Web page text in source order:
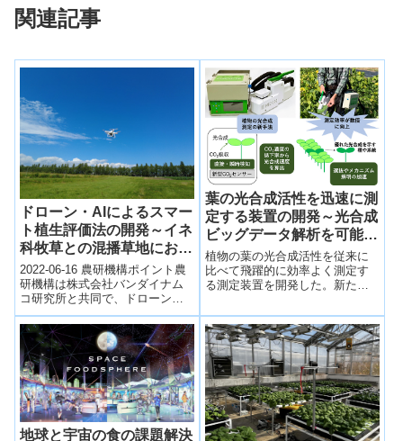
関連記事
ドローン・AIによるスマー
ト植生評価法の開発～イネ
科牧草との混播草地におけ
るマメ科牧草割合をAIが推
定～
2022-06-16 農研機構ポイント農
研機構は株式会社バンダイナム
コ研究所と共同で、ドローンと
人工知能 (AI) を用いて、イネ科
牧草1)とマメ科牧草2)が混...
葉の光合成活性を迅速に測
定する装置の開発～光合成
ビッグデータ解析を可能に
～
植物の葉の光合成活性を従来に
比べて飛躍的に効率よく測定す
る測定装置を開発した。新たに
ーと、葉によるCO2吸収をより
直接的に検知する新たな測定理
論を組み合わせることにより、
新型の光合成測定装置「MIC-
100」を開発した。
地球と宇宙の食の課題解決